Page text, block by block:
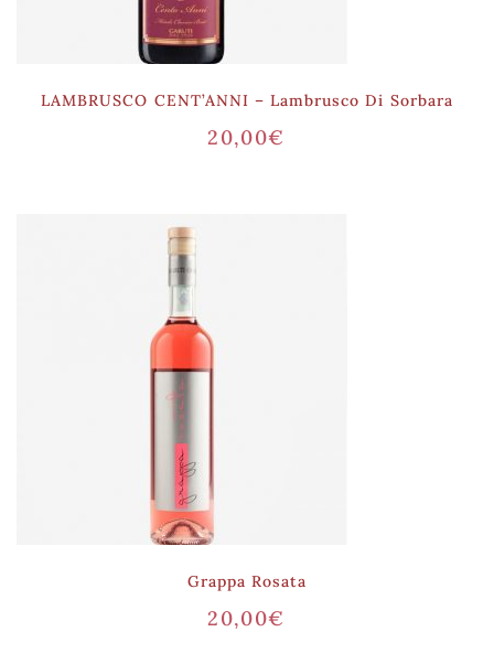
LAMBRUSCO CENT’ANNI – Lambrusco Di Sorbara
20,00€
Grappa Rosata
20,00€